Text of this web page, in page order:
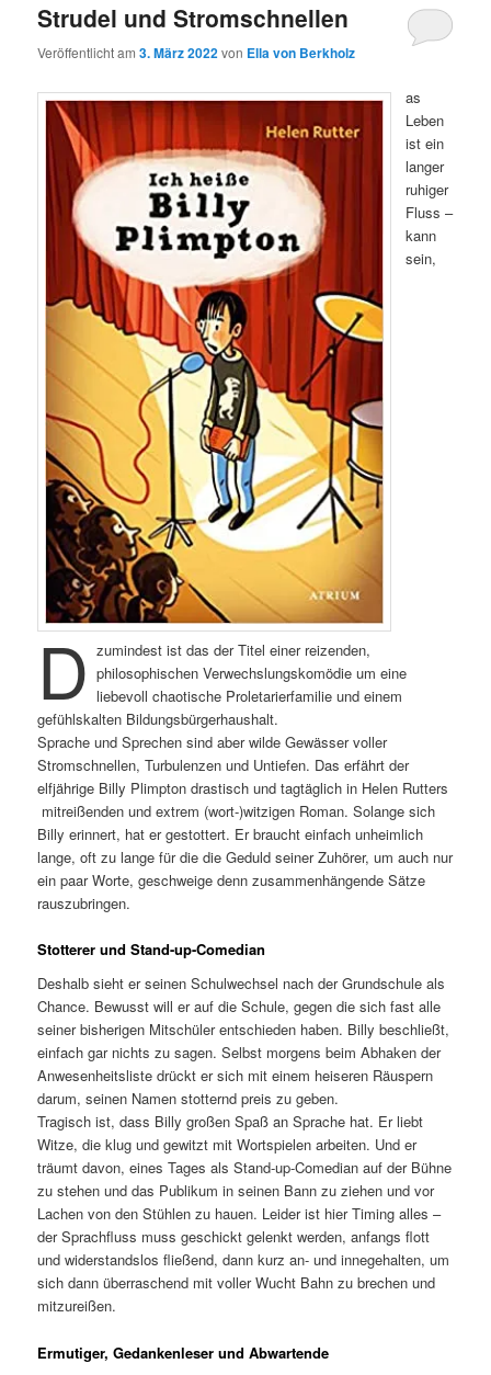
Strudel und Stromschnellen
Veröffentlicht am3. März 2022von Ella von Berkholz
D
as
Leben
ist ein
langer
ruhiger
Fluss –
kann
sein,
zumindest ist das der Titel einer reizenden,
philosophischen Verwechslungskomödie um eine
liebevoll chaotische Proletarierfamilie und einem
gefühlskalten Bildungsbürgerhaushalt.
Sprache und Sprechen sind aber wilde Gewässer voller
Stromschnellen, Turbulenzen und Untiefen. Das erfährt der
elfjährige Billy Plimpton drastisch und tagtäglich in Helen Rutters
mitreißenden und extrem (wort-)witzigen Roman. Solange sich
Billy erinnert, hat er gestottert. Er braucht einfach unheimlich
lange, oft zu lange für die die Geduld seiner Zuhörer, um auch nur
ein paar Worte, geschweige denn zusammenhängende Sätze
rauszubringen.
Stotterer und Stand-up-Comedian
Deshalb sieht er seinen Schulwechsel nach der Grundschule als
Chance. Bewusst will er auf die Schule, gegen die sich fast alle
seiner bisherigen Mitschüler entschieden haben. Billy beschließt,
einfach gar nichts zu sagen. Selbst morgens beim Abhaken der
Anwesenheitsliste drückt er sich mit einem heiseren Räuspern
darum, seinen Namen stotternd preis zu geben.
Tragisch ist, dass Billy großen Spaß an Sprache hat. Er liebt
Witze, die klug und gewitzt mit Wortspielen arbeiten. Und er
träumt davon, eines Tages als Stand-up-Comedian auf der Bühne
zu stehen und das Publikum in seinen Bann zu ziehen und vor
Lachen von den Stühlen zu hauen. Leider ist hier Timing alles –
der Sprachfluss muss geschickt gelenkt werden, anfangs flott
und widerstandslos fließend, dann kurz an- und innegehalten, um
sich dann überraschend mit voller Wucht Bahn zu brechen und
mitzureißen.
Ermutiger, Gedankenleser und Abwartende